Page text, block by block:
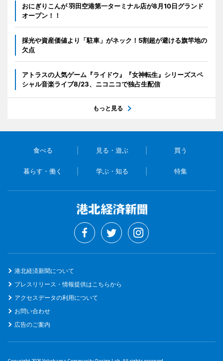
おにぎりこんが 羽田空港第一ターミナル店が8月10日グランド
オープン！！
採光や資産価値より「駐車」がネック！5割超が避ける旗竿地の
欠点
アトラスの人気ゲーム『ライドウ』『女神転生』シリーズスペ
シャル音楽ライブ8/23、ニコニコで独占生配信
もっと見る
食べる 見る・遊ぶ 買う
暮らす・働く 学ぶ・知る 特集
港北経済新聞について
プレスリリース・情報提供はこちらから
アクセスデータの利用について
お問い合わせ
広告のご案内